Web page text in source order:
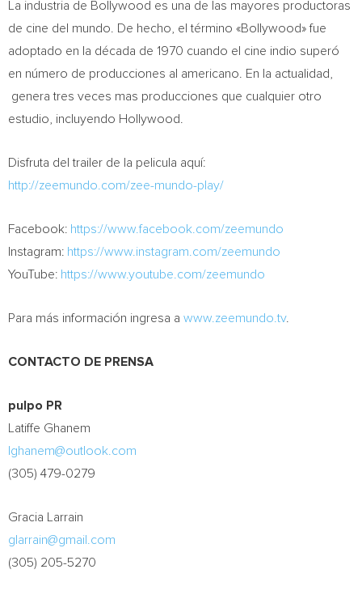
La industria de Bollywood es una de las mayores productoras
de cine del mundo. De hecho, el término «Bollywood» fue
adoptado en la década de 1970 cuando el cine indio superó
en número de producciones al americano. En la actualidad,
genera tres veces mas producciones que cualquier otro
estudio, incluyendo Hollywood
Disfruta del trailer de la pelicula aquí:
http://zeemundo.com/zee-mundo-play/
Facebook: https://www.facebook.com/zeemundo
Instagram: https://www.instagram.com/zeemundo
YouTube: https://www.youtube.com/zeemundo
Para más información ingresa a www.zeemundo.tv.
CONTACTO DE PRENSA
pulpo PR
Latiffe Ghanem
lghanem@outlook.com
(305) 479-0279
Gracia Larrain
glarrain@gmail.com
(305) 205-5270